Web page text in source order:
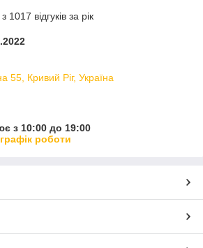
1017 відгуків за рік
55, Кривий Ріг, Україна
з 10:00 до 19:00
роботи